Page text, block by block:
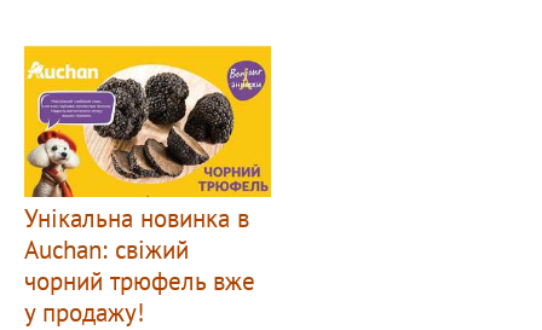
Унікальна новинка в
Auchan: свіжий
чорний трюфель вже
у продажу!